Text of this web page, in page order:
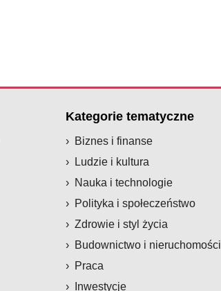
Kategorie tematyczne
Biznes i finanse
Ludzie i kultura
Nauka i technologie
Polityka i społeczeństwo
Zdrowie i styl życia
Budownictwo i nieruchomości
Praca
Inwestycje